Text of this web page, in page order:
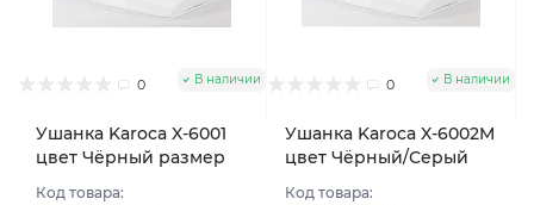
0 В наличии
Ушанка Karoca X-6001
цвет Чёрный размер
Код товара:
0 В наличии
Ушанка Karoca X-6002M
цвет Чёрный/Серый
Код товара: